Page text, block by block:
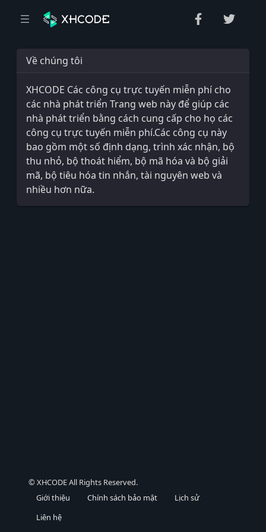
Về chúng tôi
XHCODE Các công cụ trực tuyến miễn phí cho
các nhà phát triển Trang web này để giúp các
nhà phát triển bằng cách cung cấp cho họ các
công cụ trực tuyến miễn phí.Các công cụ này
bao gồm một số định dạng, trình xác nhận, bộ
thu nhỏ, bộ thoát hiểm, bộ mã hóa và bộ giải
mã, bộ tiêu hóa tin nhắn, tài nguyên web và
nhiều hơn nữa.
© XHCODE All Rights Reserved.
Giới thiệu
Chính sách bảo mật
Lịch sử
Liên hệ